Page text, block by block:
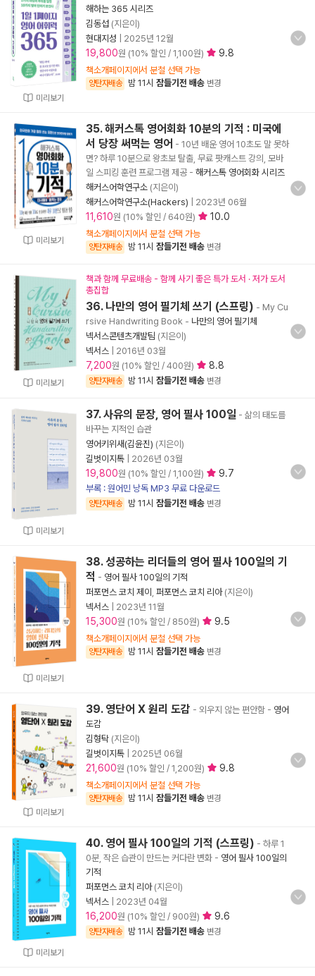
미리보기
해하는 365 시리즈
김동섭 (지은이)
현대지성
2025년 12월
19,800원 (10% 할인 / 1,100원) 9.8
책소개페이지에서 분철 선택 가능
양탄자배송 밤 11시 잠들기전 배송 변경
미리보기
35. 해커스톡 영어회화 10분의 기적 : 미국에
서 당장 써먹는 영어 - 10년 배운 영어 10초도 말 못하
면? 하루 10분으로 왕초보 탈출, 무료 팟캐스트 강의, 모바
일 스피킹 훈련 프로그램 제공 - 해커스톡 영어회화 시리즈
해커스어학연구소 (지은이)
해커스어학연구소(Hackers)
2023년 06월
11,610원 (10% 할인 / 640원) 10.0
책소개페이지에서 분철 선택 가능
양탄자배송 밤 11시 잠들기전 배송 변경
미리보기
책과 함께 무료배송 - 함께 사기 좋은 특가 도서 · 저가 도서
총집합
36. 나만의 영어 필기체 쓰기 (스프링) - My Cu
rsive Handwriting Book - 나만의 영어 필기체
넥서스콘텐츠개발팀 (지은이)
넥서스
2016년 03월
7,200원 (10% 할인 / 400원) 8.8
양탄자배송 밤 11시 잠들기전 배송 변경
미리보기
37. 사유의 문장, 영어 필사 100일 - 삶의 태도를
바꾸는 지적인 습관
영어키위새(김윤진) (지은이)
길벗이지톡
2026년 03월
19,800원 (10% 할인 / 1,100원) 9.7
부록 : 원어민 낭독 MP3 무료 다운로드
양탄자배송 밤 11시 잠들기전 배송 변경
미리보기
38. 성공하는 리더들의 영어 필사 100일의 기
적 - 영어 필사 100일의 기적
퍼포먼스 코치 제이
퍼포먼스 코치 리아(지은이)
넥서스
2023년 11월
15,300원 (10% 할인 / 850원) 9.5
책소개페이지에서 분철 선택 가능
양탄자배송 밤 11시 잠들기전 배송 변경
미리보기
39. 영단어 X 원리 도감 - 외우지 않는 편안함 - 영어
도감
김형탁 (지은이)
길벗이지톡
2025년 06월
21,600원 (10% 할인 / 1,200원) 9.8
책소개페이지에서 분철 선택 가능
양탄자배송 밤 11시 잠들기전 배송 변경
미리보기
40. 영어 필사 100일의 기적 (스프링) - 하루 1
0분, 작은 습관이 만드는 커다란 변화 - 영어 필사 100일의
기적
퍼포먼스 코치 리아(지은이)
넥서스
2023년 04월
16,200원 (10% 할인 / 900원) 9.6
양탄자배송 밤 11시 잠들기전 배송 변경